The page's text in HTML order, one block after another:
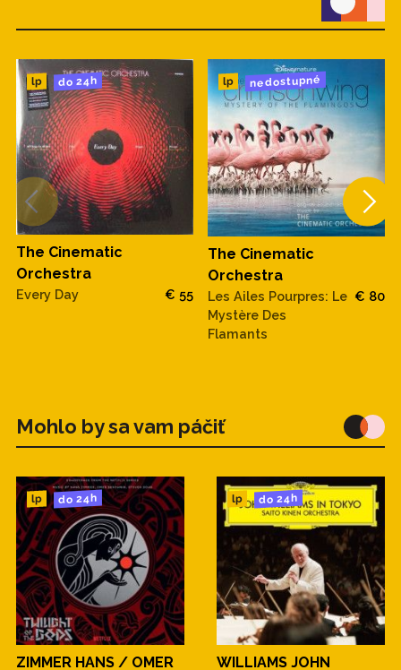
lp do 24h
The Cinematic
Orchestra
Every Day € 55
lp nedostupné
The Cinematic
Orchestra
Les Ailes Pourpres: Le
Mystère Des
Flamants
€ 80
Mohlo by sa vam páčiť
lp do 24h
ZIMMER HANS / OMER
lp do 24h
WILLIAMS JOHN